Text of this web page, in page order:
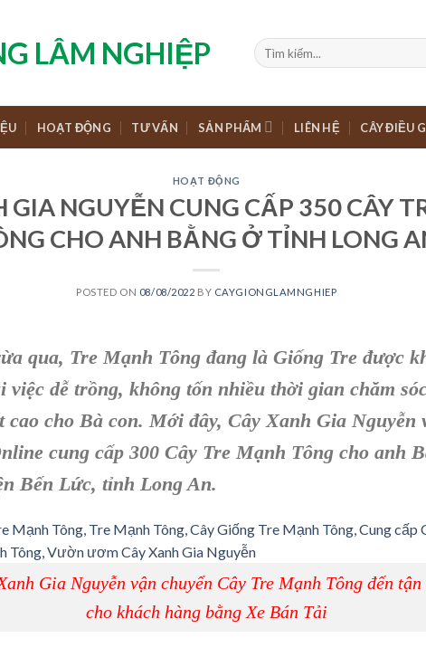
HOẠT ĐỘNG TƯ VẤN SẢN PHẨM LIÊN HỆ CÂY ĐIỀU
HOẠT ĐỘNG
GIA NGUYỄN CUNG CẤP 350 CÂY
CHO ANH BẰNG Ở TỈNH LONG
POSTED ON 08/08/2022 BY CAYGIONGLAMNGHIEP
qua, Tre Mạnh Tông đang là Giống Tre được
việc dễ trồng, không tốn nhiều thời gian chăm
cao cho Bà con. Mới đây, Cây Xanh Gia Nguyễn
cung cấp 300 Cây Tre Mạnh Tông cho anh
Bến Lức, tỉnh Long An.
Gia Nguyễn vận chuyển Cây Tre Mạnh Tông đến
cho khách hàng bằng Xe Bán Tải